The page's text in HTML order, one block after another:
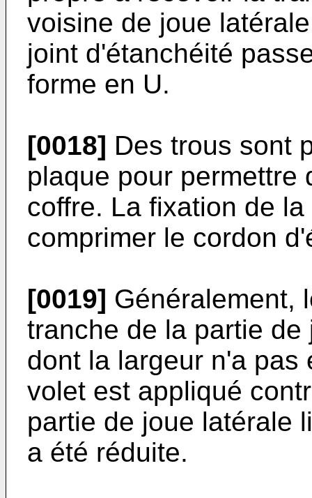
voisine de joue
joint d'étanchéité
forme en U.
[0018] Des trous sont
plaque pour permettre
coffre. La fixation de
comprimer le cordon
[0019] Généralement,
tranche de la partie
dont la largeur n'a pas
volet est appliqué
partie de joue latérale
a été réduite.